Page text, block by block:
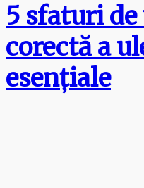
5 sfaturi
corectă a
esențiale